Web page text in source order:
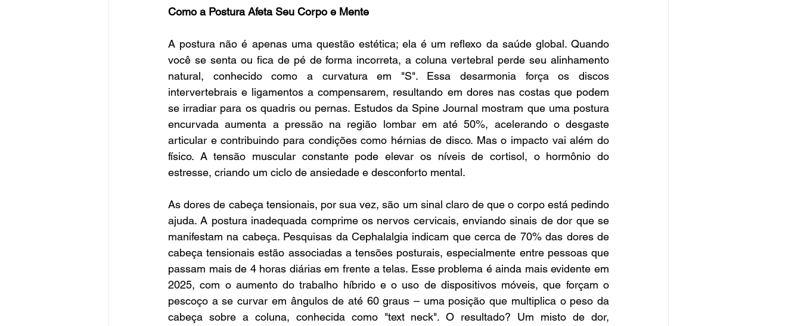
Como a Postura Afeta Seu Corpo e Mente
A postura não é apenas uma questão estética; ela é um reflexo da saúde global. Quando
você se senta ou fica de pé de forma incorreta, a coluna vertebral perde seu alinhamento
natural, conhecido como a curvatura em "S". Essa desarmonia força os discos
intervertebrais e ligamentos a compensarem, resultando em dores nas costas que podem
se irradiar para os quadris ou pernas. Estudos da Spine Journal mostram que uma postura
encurvada aumenta a pressão na região lombar em até 50%, acelerando o desgaste
articular e contribuindo para condições como hérnias de disco. Mas o impacto vai além do
físico. A tensão muscular constante pode elevar os níveis de cortisol, o hormônio do
estresse, criando um ciclo de ansiedade e desconforto mental.
As dores de cabeça tensionais, por sua vez, são um sinal claro de que o corpo está pedindo
ajuda. A postura inadequada comprime os nervos cervicais, enviando sinais de dor que se
manifestam na cabeça. Pesquisas da Cephalalgia indicam que cerca de 70% das dores de
cabeça tensionais estão associadas a tensões posturais, especialmente entre pessoas que
passam mais de 4 horas diárias em frente a telas. Esse problema é ainda mais evidente em
2025, com o aumento do trabalho híbrido e o uso de dispositivos móveis, que forçam o
pescoço a se curvar em ângulos de até 60 graus – uma posição que multiplica o peso da
cabeça sobre a coluna, conhecida como "text neck". O resultado? Um misto de dor,